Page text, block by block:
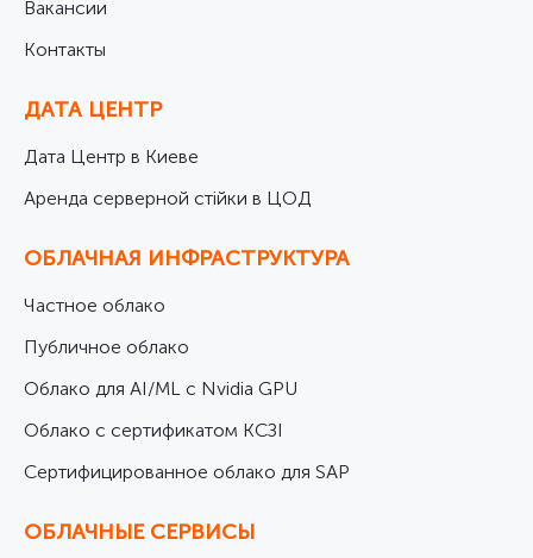
Вакансии
Контакты
ДАТА ЦЕНТР
Дата Центр в Киеве
Аренда серверной стійки в ЦОД
ОБЛАЧНАЯ ИНФРАСТРУКТУРА
Частное облако
Публичное облако
Облако для AI/ML с Nvidia GPU
Облако с сертификатом КСЗІ
Cертифицированное облако для SAP
ОБЛАЧНЫЕ СЕРВИСЫ